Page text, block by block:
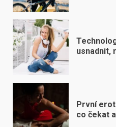
usnadnit,
První
co čekat